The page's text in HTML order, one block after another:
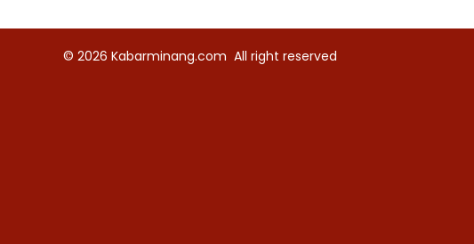
© 2026 Kabarminang.com All right reserved